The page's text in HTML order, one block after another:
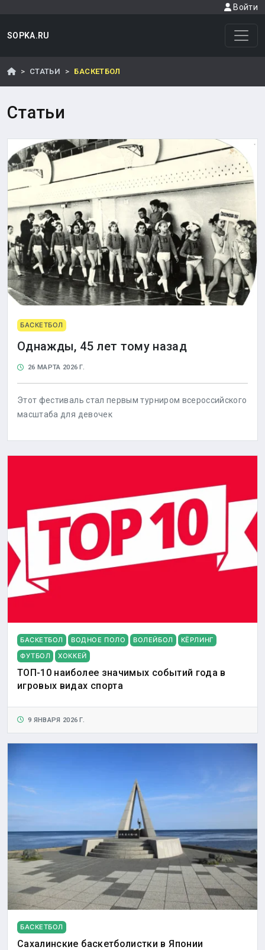
Войти
SOPKA.RU
СТАТЬИ БАСКЕТБОЛ
Статьи
БАСКЕТБОЛ
Однажды, 45 лет тому назад
26 МАРТА 2026 Г.
Этот фестиваль стал первым турниром всероссийского
масштаба для девочек
БАСКЕТБОЛ ВОДНОЕ ПОЛО ВОЛЕЙБОЛ
КЁРЛИНГ
ФУТБОЛ
ХОККЕЙ
ТОП-10 наиболее значимых событий года в
игровых видах спорта
9 ЯНВАРЯ 2026 Г.
БАСКЕТБОЛ
Сахалинские баскетболистки в Японии